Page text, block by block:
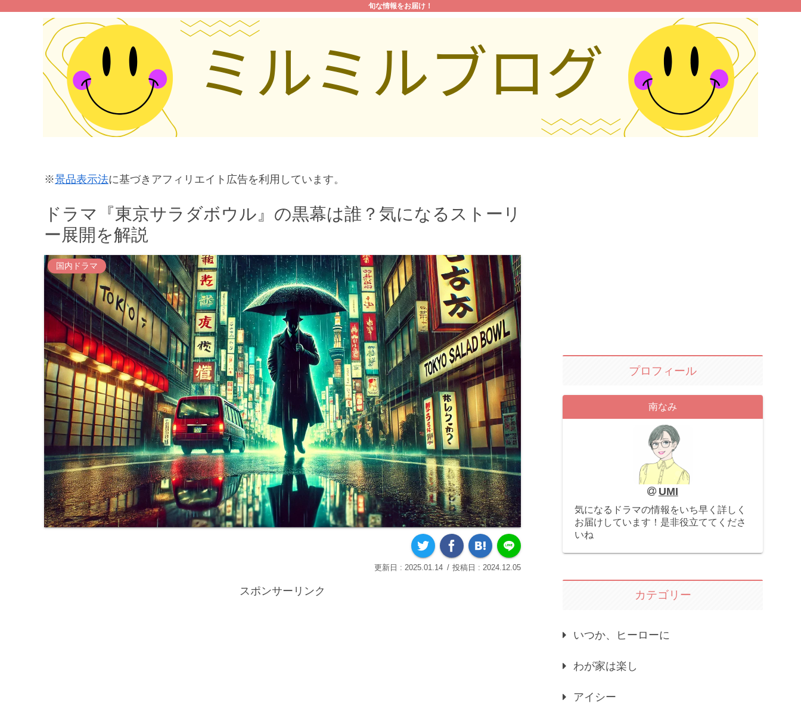
旬な情報をお届け！
※景品表示法に基づきアフィリエイト広告を利用しています。
ドラマ『東京サラダボウル』の黒幕は誰？気になるストーリ
ー展開を解説
国内ドラマ
2025.01.14 2024.12.05
スポンサーリンク
プロフィール
南なみ
UMI
気になるドラマの情報をいち早く詳しく
お届けしています！是非役立ててくださ
いね
カテゴリー
いつか、ヒーローに
わが家は楽し
アイシー